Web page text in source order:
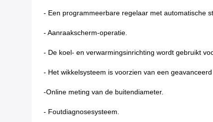
- Een programmeerbare regelaar met automatische
- Aanraakscherm-operatie.
- De koel- en verwarmingsinrichting wordt gebruikt
- Het wikkelsysteem is voorzien van een
-Online meting van de buitendiameter.
- Foutdiagnosesysteem.